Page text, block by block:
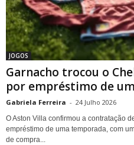
JOGOS
Garnacho trocou o
por empréstimo de
Gabriela Ferreira - 24 Julho 2026
O Aston Villa confirmou a contratação
empréstimo de uma temporada, com
de compra...